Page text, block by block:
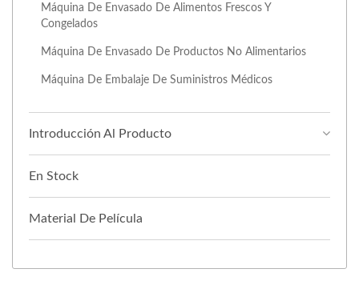
Máquina De Envasado De Alimentos Frescos Y
Congelados
Máquina De Envasado De Productos No Alimentarios
Máquina De Embalaje De Suministros Médicos
Introducción Al Producto
En Stock
Material De Película